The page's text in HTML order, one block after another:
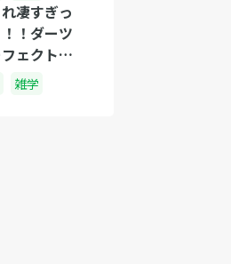
凄すぎっ
！！ダーツ
ェクト・
釘づけ！
雑学